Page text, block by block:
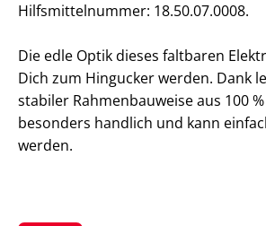
Hilfsmittelnummer: 18.50.07.0008.
Die edle Optik dieses faltbaren
Dich zum Hingucker werden. Dank
stabiler Rahmenbauweise aus 100
besonders handlich und kann
werden.